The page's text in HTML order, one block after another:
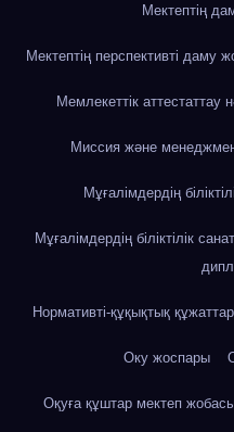
Мектептің
Мектептің перспективті даму
Мемлекеттік
Миссия және
Мұғалімдердің
Мұғалімдердің біліктілік
Нормативті-құқықтық құжаттар
Оку жоспары
Оқуға құштар мектеп